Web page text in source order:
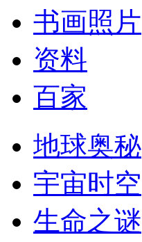
书画照片
资料
百家
地球奥秘
宇宙时空
生命之谜